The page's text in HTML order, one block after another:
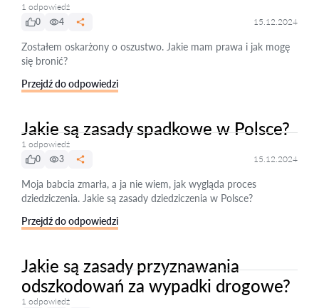
1 odpowiedź
0
4 15.12.2024
Zostałem oskarżony o oszustwo. Jakie mam prawa i jak mogę
się bronić?
Przejdź do odpowiedzi
Jakie są zasady spadkowe w Polsce?
1 odpowiedź
0
3 15.12.2024
Moja babcia zmarła, a ja nie wiem, jak wygląda proces
dziedziczenia. Jakie są zasady dziedziczenia w Polsce?
Przejdź do odpowiedzi
Jakie są zasady przyznawania
odszkodowań za wypadki drogowe?
1 odpowiedź